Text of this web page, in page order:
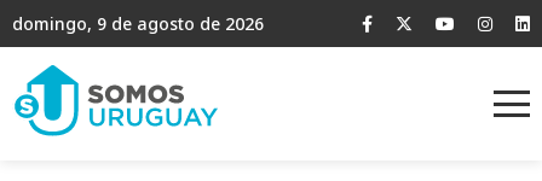
domingo, 9 de agosto de 2026